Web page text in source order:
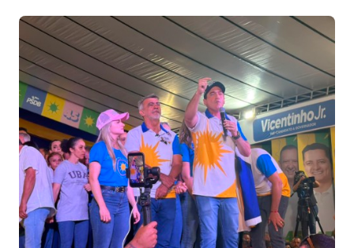
das candidaturas da coligação, […]